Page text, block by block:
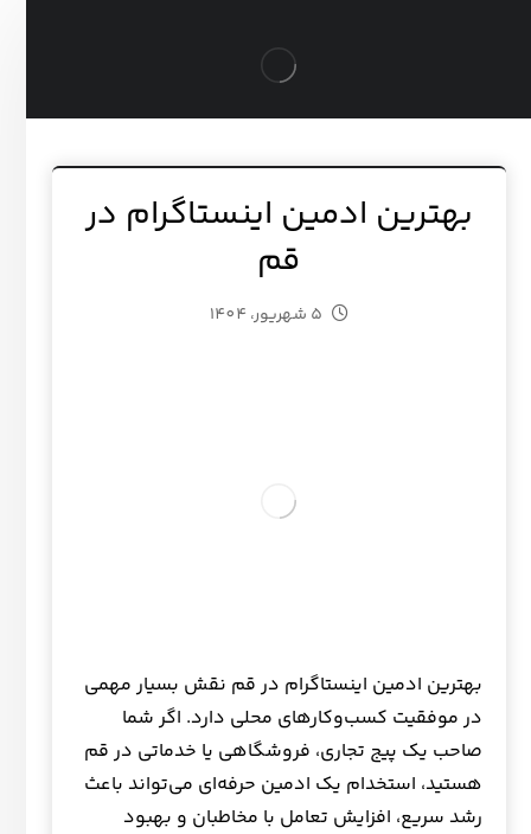
بهترین ادمین اینستاگرام در
قم
5 شهریور، 1404
بهترین ادمین اینستاگرام در قم نقش بسیار مهمی
در موفقیت کسب‌وکارهای محلی دارد. اگر شما
صاحب یک پیج تجاری، فروشگاهی یا خدماتی در قم
هستید، استخدام یک ادمین حرفه‌ای می‌تواند باعث
رشد سریع، افزایش تعامل با مخاطبان و بهبود